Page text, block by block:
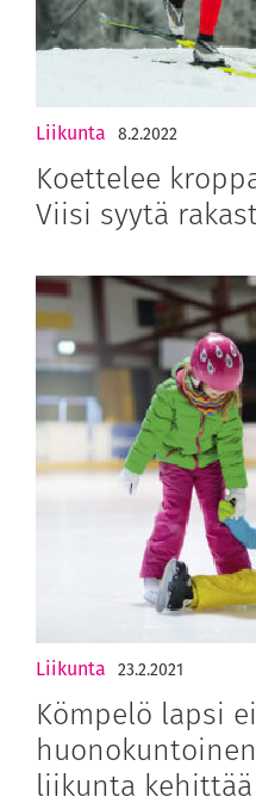
Liikunta 8.2.2022
Koettelee
Viisi syytä
Liikunta 23.2.2021
Kömpelö lapsi
liikunta